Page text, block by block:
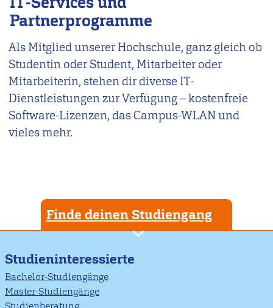
Partnerprogramme
Als Mitglied unserer Hochschule, ganz gleich ob
Studentin oder Student, Mitarbeiter oder
Mitarbeiterin, stehen dir diverse IT-
Dienstleistungen zur Verfügung – kostenfreie
Software-Lizenzen, das Campus-WLAN und
vieles mehr.
Finde deinen Studiengang
Studieninteressierte
Bachelor-Studiengänge
Master-Studiengänge